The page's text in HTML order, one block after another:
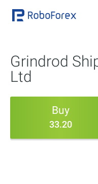
Grindrod
Ltd
Buy
33.20